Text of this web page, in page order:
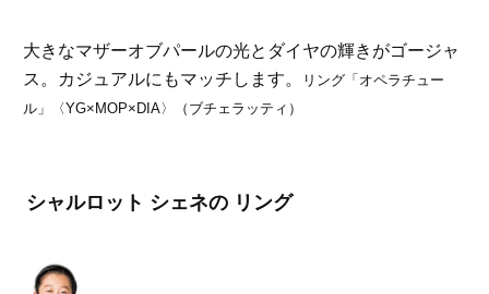
大きなマザーオブパールの光とダイヤの輝きがゴージャ
ス。カジュアルにもマッチします。
リング「オペラチュー
ル」〈YG×MOP×DIA〉（ブチェラッティ）
シャルロット シェネの リング